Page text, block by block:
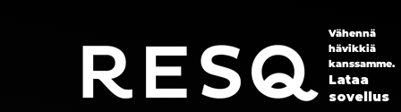
Vähennä
hävikkiä
kanssamme.
Lataa
sovellus